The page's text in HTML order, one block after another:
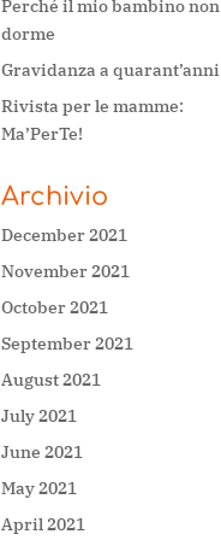
Perché il mio bambino non
dorme
Gravidanza a quarant’anni
Rivista per le mamme:
Ma’PerTe!
Archivio
December 2021
November 2021
October 2021
September 2021
August 2021
July 2021
June 2021
May 2021
April 2021